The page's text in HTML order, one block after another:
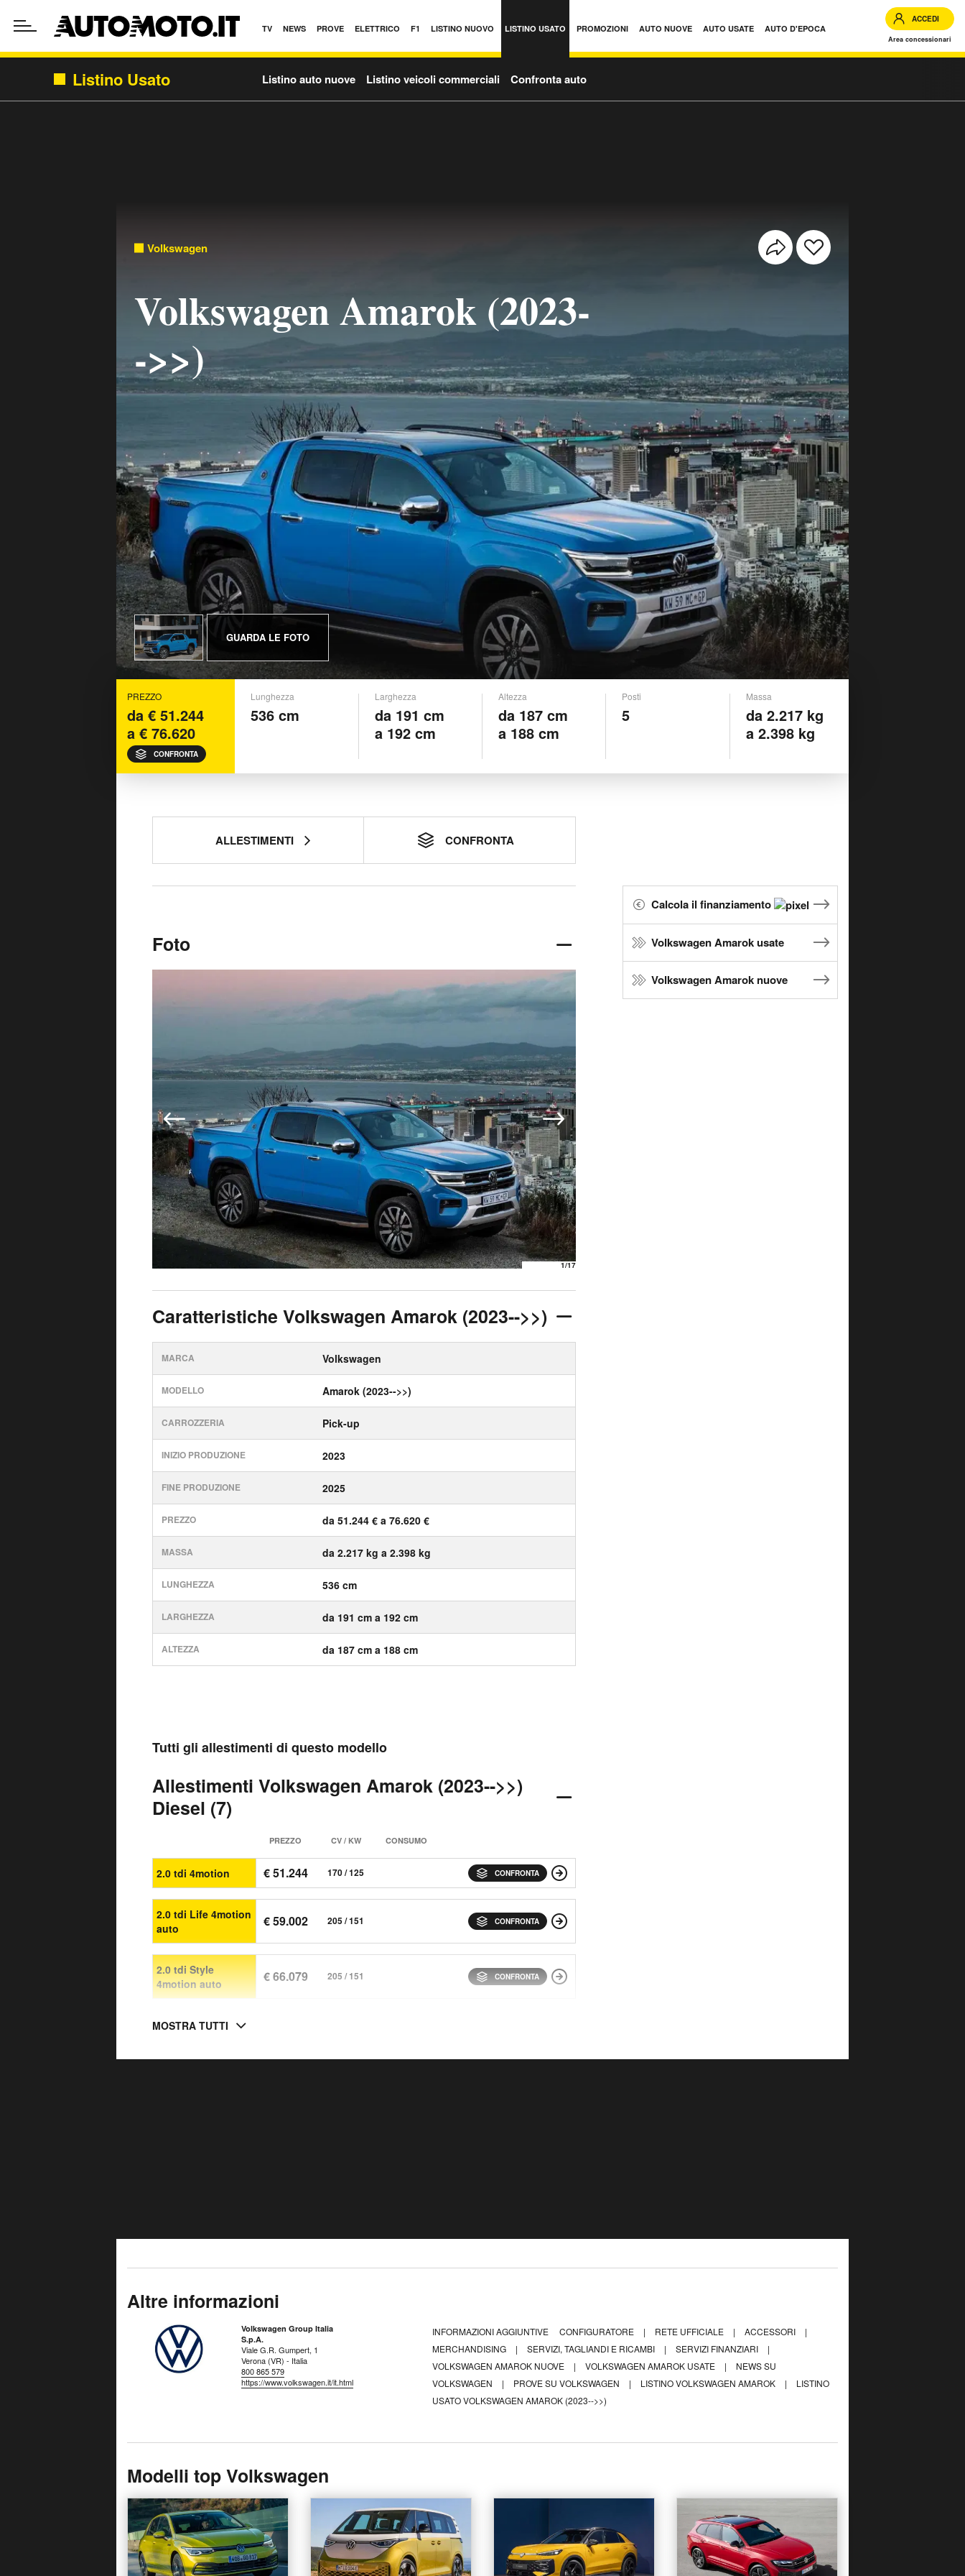
TV NEWS PROVE ELETTRICO F1 LISTINO NUOVO LISTINO USATO PROMOZIONI AUTO NUOVE AUTO USATE AUTO D'EPOCA
ACCEDI
Area concessionari
Listino Usato Listino auto nuove Listino veicoli commerciali Confronta auto
Volkswagen
Volkswagen Amarok (2023-
->>)
GUARDA LE FOTO
PREZZO
da € 51.244
a € 76.620
CONFRONTA
Lunghezza
536 cm
Larghezza
da 191 cm
a 192 cm
Altezza
da 187 cm
a 188 cm
Posti
5
Massa
da 2.217 kg
a 2.398 kg
ALLESTIMENTI CONFRONTA
Foto
1/17
Caratteristiche Volkswagen Amarok (2023-->>)
MARCA Volkswagen
MODELLO Amarok (2023-->>)
CARROZZERIA Pick-up
INIZIO PRODUZIONE 2023
FINE PRODUZIONE 2025
PREZZO da 51.244 € a 76.620 €
MASSA da 2.217 kg a 2.398 kg
LUNGHEZZA 536 cm
LARGHEZZA da 191 cm a 192 cm
ALTEZZA da 187 cm a 188 cm
Calcola il finanziamento
Volkswagen Amarok usate
Volkswagen Amarok nuove
Tutti gli allestimenti di questo modello
Allestimenti Volkswagen Amarok (2023-->>)
Diesel (7)
PREZZO CV / KW CONSUMO
2.0 tdi 4motion € 51.244 170 / 125 CONFRONTA
2.0 tdi Life 4motion
auto
€ 59.002 205 / 151 CONFRONTA
2.0 tdi Style
4motion auto
€ 66.079 205 / 151 CONFRONTA
MOSTRA TUTTI
Altre informazioni
Volkswagen Group Italia
S.p.A.
Viale G.R. Gumpert, 1
Verona (VR) - Italia
800 865 579
https://www.volkswagen.it/it.html
INFORMAZIONI AGGIUNTIVE CONFIGURATORE | RETE UFFICIALE | ACCESSORI
|
MERCHANDISING
| SERVIZI, TAGLIANDI E RICAMBI | SERVIZI FINANZIARI
|
VOLKSWAGEN AMAROK NUOVE
| VOLKSWAGEN AMAROK USATE |
NEWS SU
VOLKSWAGEN
| PROVE SU VOLKSWAGEN | LISTINO VOLKSWAGEN AMAROK |
LISTINO
USATO VOLKSWAGEN AMAROK (2023-->>)
Modelli top Volkswagen